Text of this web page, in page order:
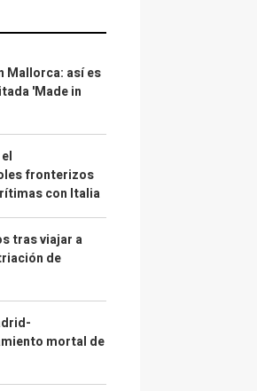
Mallorca: así es
'Made in
fronterizos
con Italia
tras viajar a
de
mortal de